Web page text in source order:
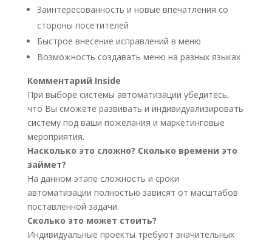
Заинтересованность и новые впечатления со
стороны посетителей
Быстрое внесение исправлений в меню
Возможность создавать меню на разных языках
Комментарий Inside
При выборе системы автоматизации убедитесь,
что Вы сможете развивать и индивидуализировать
систему под ваши пожелания и маркетинговые
мероприятия.
Насколько это сложно? Сколько времени это
займет?
На данном этапе сложность и сроки
автоматизации полностью зависят от масштабов
поставленной задачи.
Сколько это может стоить?
Индивидуальные проекты требуют значительных